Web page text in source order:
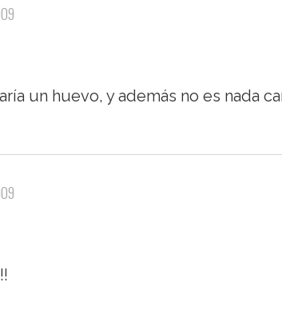
un huevo, y además no es nada